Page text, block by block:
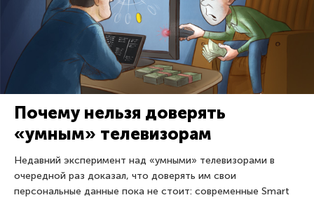
Почему нельзя доверять
«умным» телевизорам
Недавний эксперимент над «умными» телевизорами в
очередной раз доказал, что доверять им свои
персональные данные пока не стоит: современные Smart